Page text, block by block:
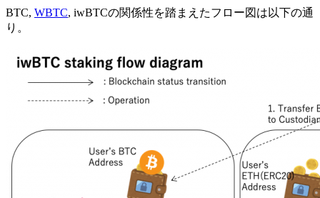
BTC, WBTC, iwBTCの関係性を踏まえたフロー図は以下の通
り。